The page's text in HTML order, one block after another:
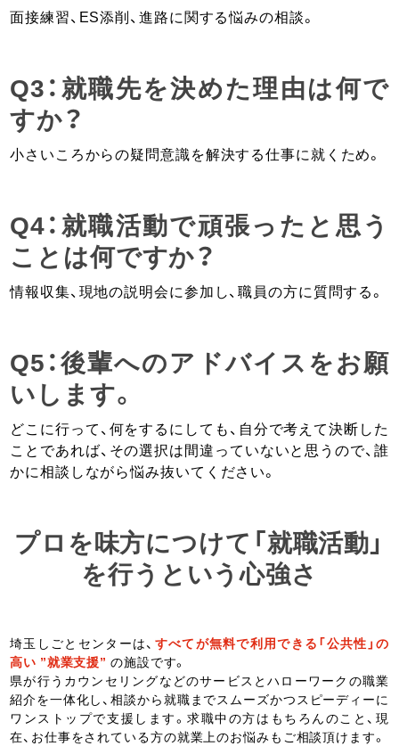
面接練習、ES添削、進路に関する悩みの相談。
Q3：就職先を決めた理由は何で
すか？
小さいころからの疑問意識を解決する仕事に就くため。
Q4：就職活動で頑張ったと思う
ことは何ですか？
情報収集、現地の説明会に参加し、職員の方に質問する。
Q5：後輩へのアドバイスをお願
いします。
どこに行って、何をするにしても、自分で考えて決断した
ことであれば、その選択は間違っていないと思うので、誰
かに相談しながら悩み抜いてください。
プロを味方につけて「就職活動」
を行うという心強さ
埼玉しごとセンターは、 すべてが無料で利用できる「公共性」の
高い ”就業支援” の施設です。
県が行うカウンセリングなどのサービスとハローワークの職業
紹介を一体化し、相談から就職までスムーズかつスピーディーに
ワンストップで支援します。求職中の方はもちろんのこと、現
在、お仕事をされている方の就業上のお悩みもご相談頂けます。